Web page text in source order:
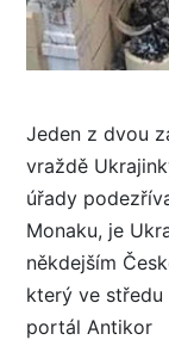
Jeden z dvou
vraždě
úřady
Monaku, je
někdejším
který ve
portál Antikor